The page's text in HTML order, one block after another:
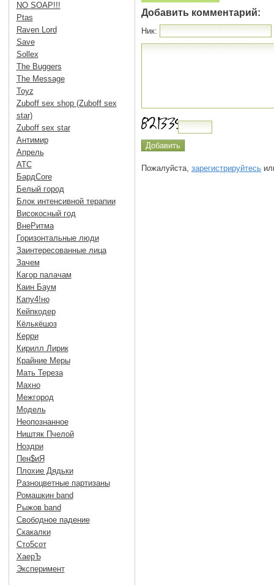
Добавить комментарий:
Ник:
Пожалуйста, зарегистрируйтесь
NO SOAP!!!
Ptas
Raven Lord
Save
Sollex
The Buggers
The Message
Toyz
Zuboff sex shop (Zuboff sex
star)
Zuboff sex star
Антимир
Апрель
АТС
БардCore
Белый город
Блок интенсивной терапии
Високосный год
ВнеРитма
Горизонтальные люди
Заинтересованные лица
Зачем
Кагор палачам
Каин Баум
Капу4!но
Кейпкодер
Кёлькёшоз
Керри
Кирилл Лирик
Крайние Меры
Мать Тереза
Махно
Межгород
Модель
Неопознанное
Ништяк Пчелой
Ноздри
Пен$иЯ
Плохие Дядьки
Разноцветные партизаны
Ромашкин band
Рыжов band
Свободное падение
Скакалки
Сто5сот
ХаерЪ
Эксперимент